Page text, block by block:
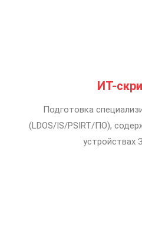
ИТ-
Подготовка
(LDOS/IS/PSIRT/ПО),
устройствах